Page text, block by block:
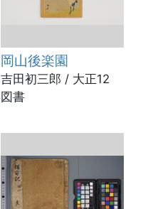
岡山後楽園
吉田初三郎 / 大正12
図書